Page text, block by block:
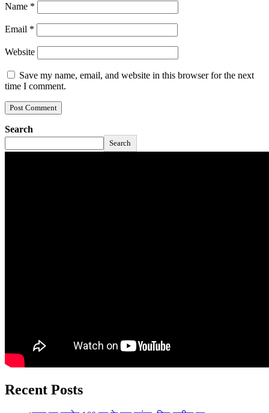
Name *
Email *
Website
Save my name, email, and website in this browser for the next
time I comment.
Search
Search
Recent Posts